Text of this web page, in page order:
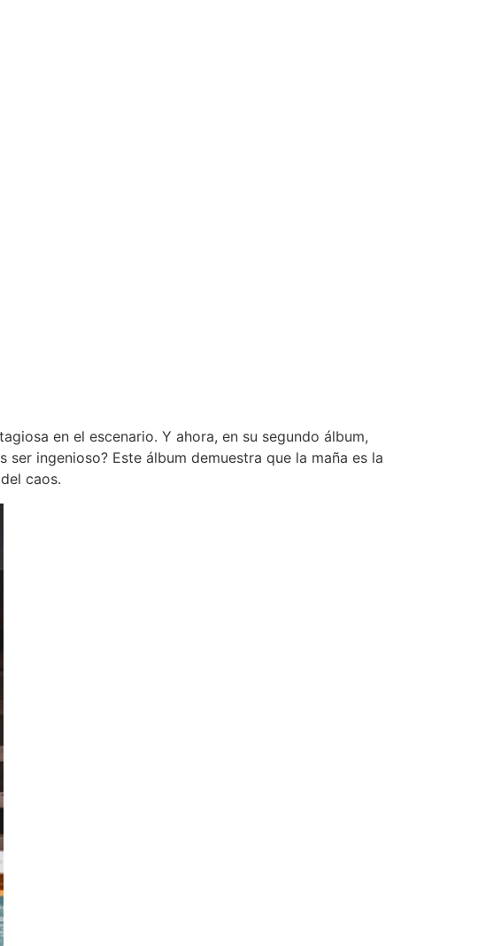
en el escenario. Y ahora, en su segundo álbum,
ingenioso? Este álbum demuestra que la maña es la
caos.